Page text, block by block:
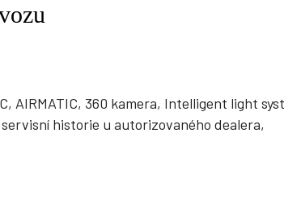
AIRMATIC, 360 kamera, Intelligent light
historie u autorizovaného dealera,